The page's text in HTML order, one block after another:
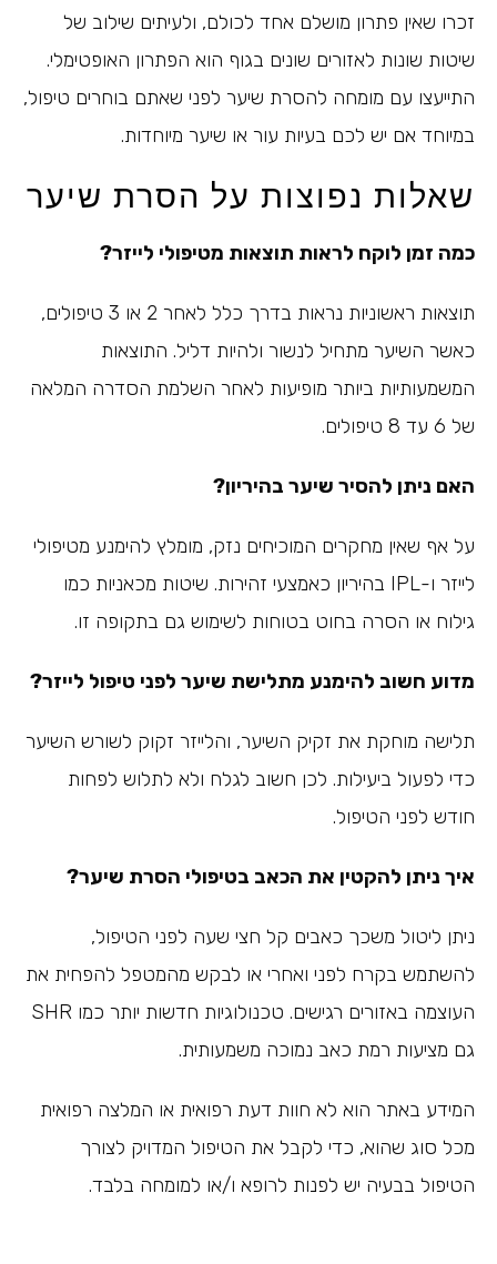
זכרו שאין פתרון מושלם אחד לכולם, ולעיתים שילוב של
שיטות שונות לאזורים שונים בגוף הוא הפתרון האופטימלי.
התייעצו עם מומחה להסרת שיער לפני שאתם בוחרים טיפול,
במיוחד אם יש לכם בעיות עור או שיער מיוחדות.
שאלות נפוצות על הסרת שיער
כמה זמן לוקח לראות תוצאות מטיפולי לייזר?
תוצאות ראשוניות נראות בדרך כלל לאחר 2 או 3 טיפולים,
כאשר השיער מתחיל לנשור ולהיות דליל. התוצאות
המשמעותיות ביותר מופיעות לאחר השלמת הסדרה המלאה
של 6 עד 8 טיפולים.
האם ניתן להסיר שיער בהיריון?
על אף שאין מחקרים המוכיחים נזק, מומלץ להימנע מטיפולי
לייזר ו-IPL בהיריון כאמצעי זהירות. שיטות מכאניות כמו
גילוח או הסרה בחוט בטוחות לשימוש גם בתקופה זו.
מדוע חשוב להימנע מתלישת שיער לפני טיפול לייזר?
תלישה מוחקת את זקיק השיער, והלייזר זקוק לשורש השיער
כדי לפעול ביעילות. לכן חשוב לגלח ולא לתלוש לפחות
חודש לפני הטיפול.
איך ניתן להקטין את הכאב בטיפולי הסרת שיער?
ניתן ליטול משכך כאבים קל חצי שעה לפני הטיפול,
להשתמש בקרח לפני ואחרי או לבקש מהמטפל להפחית את
העוצמה באזורים רגישים. טכנולוגיות חדשות יותר כמו SHR
גם מציעות רמת כאב נמוכה משמעותית.
המידע באתר הוא לא חוות דעת רפואית או המלצה רפואית
מכל סוג שהוא, כדי לקבל את הטיפול המדויק לצורך
הטיפול בבעיה יש לפנות לרופא ו/או למומחה בלבד.